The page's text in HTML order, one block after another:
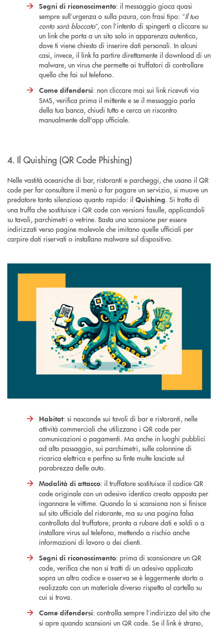
Segni di riconoscimento: il messaggio gioca quasi
sempre sull’urgenza o sulla paura, con frasi tipo: “Il tuo
conto sarà bloccato”, con l’intento di spingerti a cliccare su
un link che porta a un sito solo in apparenza autentico,
dove ti viene chiesto di inserire dati personali. In alcuni
casi, invece, il link fa partire direttamente il download di un
malware, un virus che permette ai truffatori di controllare
quello che fai sul telefono.
Come difendersi: non cliccare mai sui link ricevuti via
SMS, verifica prima il mittente e se il messaggio parla
della tua banca, chiudi tutto e cerca un riscontro
manualmente dall'app ufficiale.
4. Il Quishing (QR Code Phishing)
Nelle vastità oceaniche di bar, ristoranti e parcheggi, che usano il QR
code per far consultare il menù o far pagare un servizio, si muove un
predatore tanto silenzioso quanto rapido: il Quishing. Si tratta di
una truffa che sostituisce i QR code con versioni fasulle, applicandoli
su tavoli, parchimetri o vetrine. Basta una scansione per essere
indirizzati verso pagine malevole che imitano quelle ufficiali per
carpire dati riservati o installano malware sul dispositivo.
Habitat: si nasconde sui tavoli di bar e ristoranti, nelle
attività commerciali che utilizzano i QR code per
comunicazioni o pagamenti. Ma anche in luoghi pubblici
ad alto passaggio, sui parchimetri, sulle colonnine di
ricarica elettrica e perfino su finte multe lasciate sul
parabrezza delle auto.
Modalità di attacco: il truffatore sostituisce il codice QR
code originale con un adesivo identico creato apposta per
ingannare le vittime. Quando lo si scansiona non si finisce
sul sito ufficiale del ristorante, ma su una pagina falsa
controllata dal truffatore, pronta a rubare dati e soldi o a
installare virus sul telefono, mettendo a rischio anche
informazioni di lavoro o dei clienti.
Segni di riconoscimento: prima di scansionare un QR
code, verifica che non si tratti di un adesivo applicato
sopra un altro codice e osserva se è leggermente storto o
realizzato con un materiale diverso rispetto al cartello su
cui si trova.
Come difendersi: controlla sempre l’indirizzo del sito che
si apre quando scansioni un QR code. Se il link è strano,